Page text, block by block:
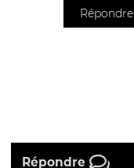
Répondre
Répondre